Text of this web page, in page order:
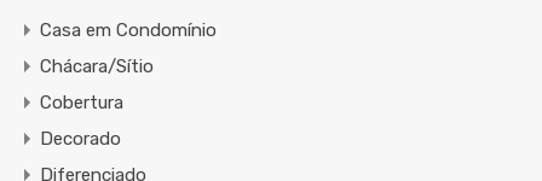
Casa em Condomínio
Chácara/Sítio
Cobertura
Decorado
Diferenciado